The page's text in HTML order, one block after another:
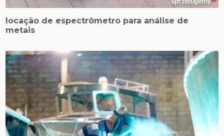
locação de espectrômetro para análise de
metais